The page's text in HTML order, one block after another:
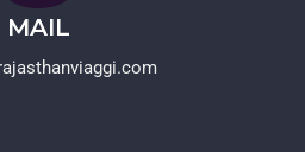
MAIL